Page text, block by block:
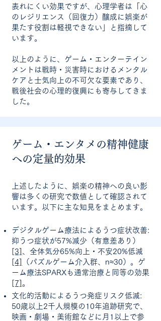
表れにくい効果ですが、心理学者は「心
のレジリエンス（回復力）醸成に娯楽が
果たす役割は軽視できない」と指摘して
います。
以上のように、ゲーム・エンターテイン
メントは戦時・災害時におけるメンタル
ケアと士気向上の不可欠な要素であり、
戦後社会の心理的復興にも寄与してきま
した。
ゲーム・エンタメの精神健康
への定量的効果
上述したように、娯楽の精神への良い影
響は多くの研究で数値として確認されて
います。以下に主な知見をまとめます。
デジタルゲーム療法によるうつ症状改善:
抑うつ症状が57%減少（有意差あり）
[3] 、全体気分65%向上・不安20%低減
[4]
（パズルゲーム介入群、n≈30）。ゲ
ーム療法SPARXも通常治療と同等の効果
[7] 。
文化的活動によるうつ発症リスク低減:
50歳以上2千人規模の10年追跡研究で、
映画・劇場・美術館などに月1以上で参